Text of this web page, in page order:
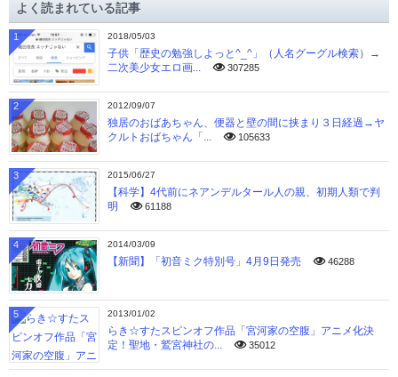
ブよく読まれている記事
2018/05/03
子供「歴史の勉強しよっと^_^」（人名グーグル検索）→
二次美少女エロ画...
307285
1
2012/09/07
独居のおばあちゃん、便器と壁の間に挟まり３日経過→ヤ
クルトおばちゃん「...
105633
2
2015/06/27
【科学】4代前にネアンデルタール人の親、初期人類で判
明
61188
3
2014/03/09
【新聞】「初音ミク特別号」4月9日発売 46288
4
2013/01/02
らき☆すたスピンオフ作品「宮河家の空腹」アニメ化決
定！聖地・鷲宮神社の...
35012
5